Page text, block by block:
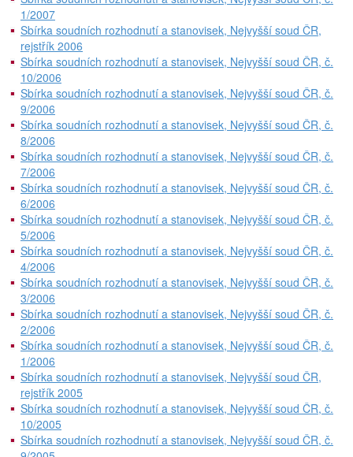
1/2007
Sbírka soudních rozhodnutí a stanovisek, Nejvyšší soud ČR,
rejstřík 2006
Sbírka soudních rozhodnutí a stanovisek, Nejvyšší soud ČR, č.
10/2006
Sbírka soudních rozhodnutí a stanovisek, Nejvyšší soud ČR, č.
9/2006
Sbírka soudních rozhodnutí a stanovisek, Nejvyšší soud ČR, č.
8/2006
Sbírka soudních rozhodnutí a stanovisek, Nejvyšší soud ČR, č.
7/2006
Sbírka soudních rozhodnutí a stanovisek, Nejvyšší soud ČR, č.
6/2006
Sbírka soudních rozhodnutí a stanovisek, Nejvyšší soud ČR, č.
5/2006
Sbírka soudních rozhodnutí a stanovisek, Nejvyšší soud ČR, č.
4/2006
Sbírka soudních rozhodnutí a stanovisek, Nejvyšší soud ČR, č.
3/2006
Sbírka soudních rozhodnutí a stanovisek, Nejvyšší soud ČR, č.
2/2006
Sbírka soudních rozhodnutí a stanovisek, Nejvyšší soud ČR, č.
1/2006
Sbírka soudních rozhodnutí a stanovisek, Nejvyšší soud ČR,
rejstřík 2005
Sbírka soudních rozhodnutí a stanovisek, Nejvyšší soud ČR, č.
10/2005
Sbírka soudních rozhodnutí a stanovisek, Nejvyšší soud ČR, č.